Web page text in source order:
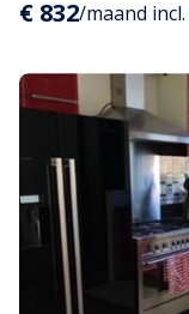
€ 832/maand incl.